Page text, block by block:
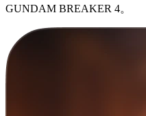
GUNDAM BREAKER 4。